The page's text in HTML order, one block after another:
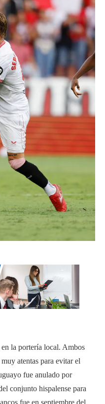
la portería local. Ambos
atentas para evitar el
fue anulado por
conjunto hispalense para
fue en septiembre del